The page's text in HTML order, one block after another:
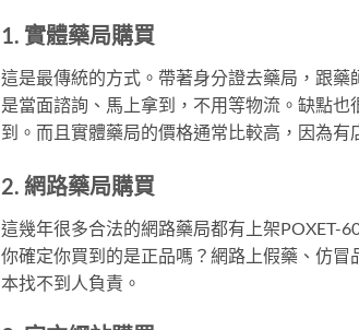
1. 實體藥局購買
這是最傳統的方式。帶著身分證去藥局，跟
是當面諮詢、馬上拿到，不用等物流。缺點
到。而且實體藥局的價格通常比較高，因為有
2. 網路藥局購買
這幾年很多合法的網路藥局都有上架
你確定你買到的是正品嗎？網路上假藥、仿
本找不到人負責。